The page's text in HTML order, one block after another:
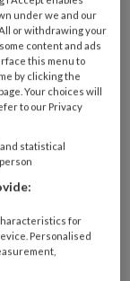
under we and our
or withdrawing your
content and ads
this menu to
by clicking the
Your choices will
to our Privacy
statistical
for
Personalised